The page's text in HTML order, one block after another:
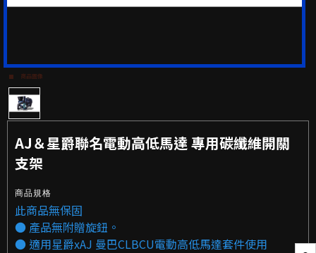
商品圖像
AJ＆星爵聯名電動高低馬達 專用碳纖維開關
支架
商品規格
此商品無保固
● 產品無附贈旋鈕。
● 適用星爵xAJ 曼巴CLBCU電動高低馬達套件使用